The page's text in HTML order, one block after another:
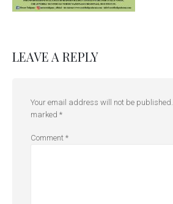
LEAVE A REPLY
Your email address will not be published.
marked *
Comment *